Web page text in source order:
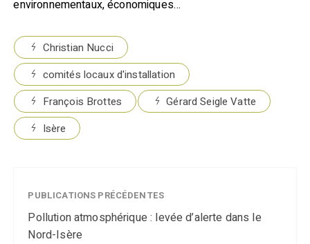
environnementaux, économiques…
Christian Nucci
comités locaux d'installation
François Brottes
Gérard Seigle Vatte
Isère
PUBLICATIONS PRÉCÉDENTES
Pollution atmosphérique : levée d’alerte dans le
Nord-Isère